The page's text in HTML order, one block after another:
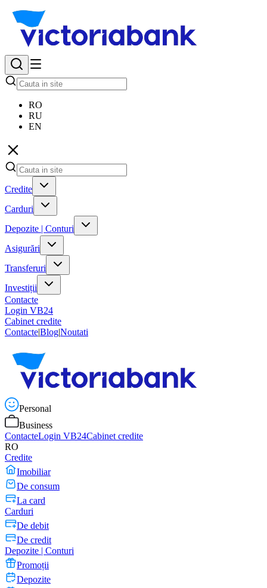
RO
RU
EN
Credite
Carduri
Depozite | Conturi
Asigurări
Transferuri
Investiții
Contacte
Login VB24
Cabinet credite
Contacte|Blog|Noutati
Personal
Business
ContacteLogin VB24Cabinet credite
RO
Credite
Imobiliar
De consum
La card
Carduri
De debit
De credit
Depozite | Conturi
Promoții
Depozite